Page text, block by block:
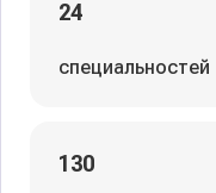
24
специальностей
130